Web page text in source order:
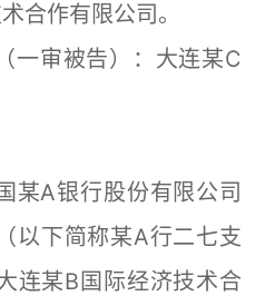
合作有限公司。
审被告）：大连某C
A银行股份有限公司
以下简称某A行二七支
连某B国际经济技术合